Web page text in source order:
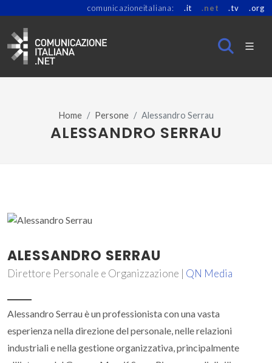
comunicazioneitaliana: .it .net .tv .org
Home Persone Alessandro Serrau
ALESSANDRO SERRAU
ALESSANDRO SERRAU
Direttore Personale e Organizzazione | QN Media
Alessandro Serrau è un professionista con una vasta
esperienza nella direzione del personale, nelle relazioni
industriali e nella gestione organizzativa, principalmente